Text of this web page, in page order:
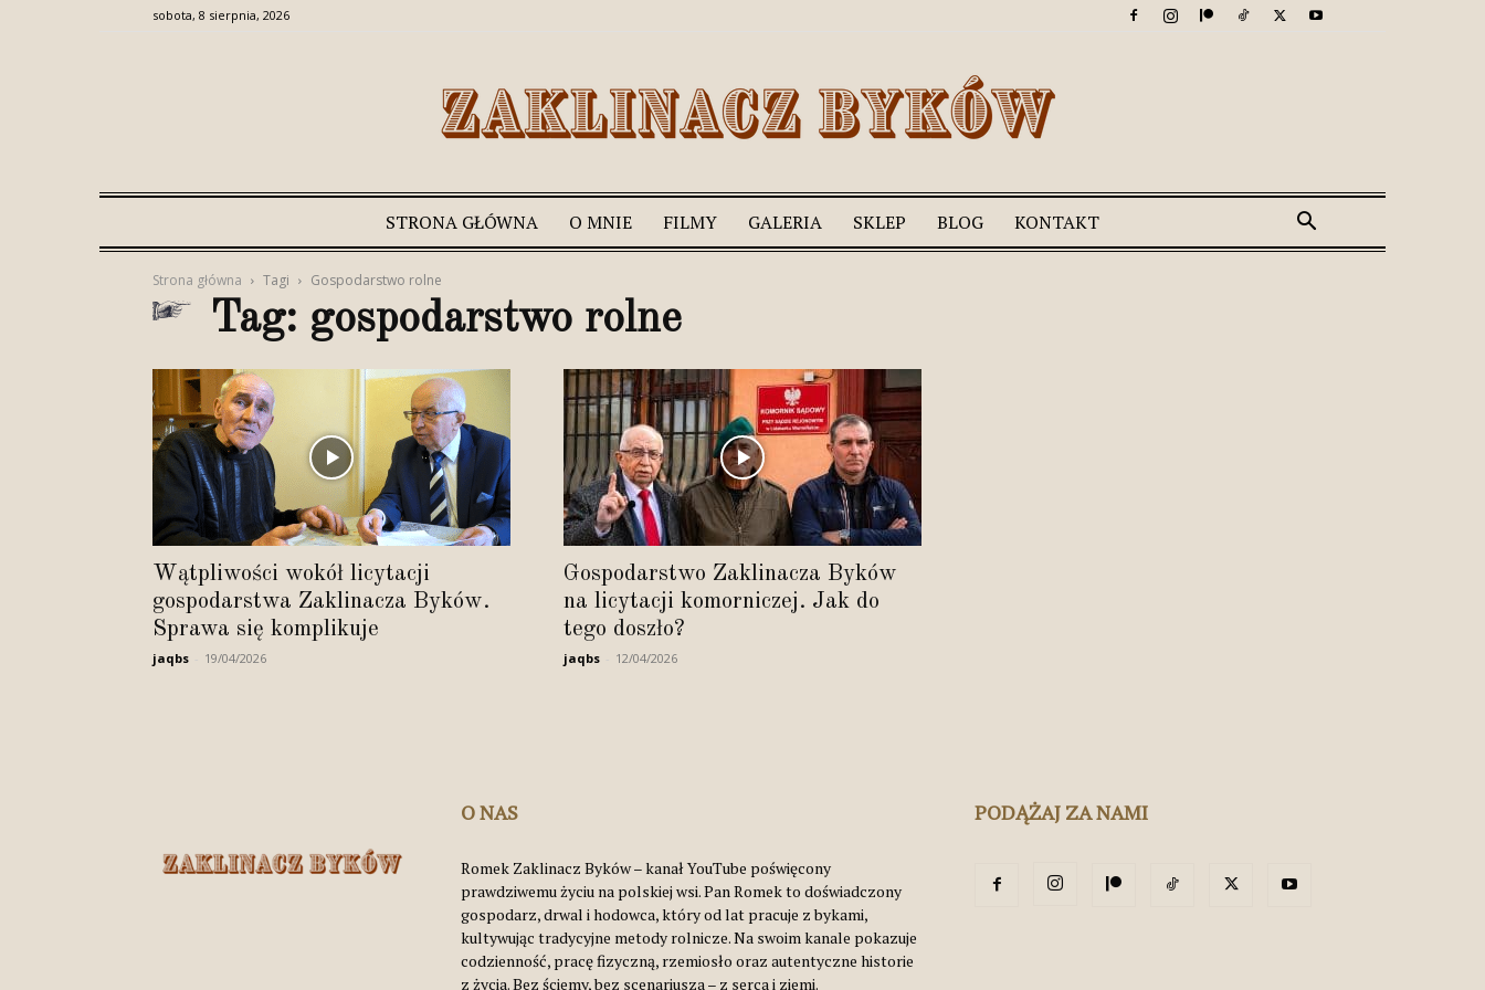
sobota, 8 sierpnia, 2026
Zaklinacz
STRONA GŁÓWNA O MNIE FILMY GALERIA SKLEP BLOG KONTAKT
Strona główna Tagi Gospodarstwo rolne
Tag: gospodarstwo rolne
Wątpliwości wokół licytacji
gospodarstwa Zaklinacza Byków.
Sprawa się komplikuje
jaqbs 19/04/2026
Gospodarstwo Zaklinacza Byków
na licytacji komorniczej. Jak do
tego doszło?
jaqbs 12/04/2026
O NAS
Romek Zaklinacz Byków – kanał YouTube poświęcony
prawdziwemu życiu na polskiej wsi. Pan Romek to doświadczony
gospodarz, drwal i hodowca, który od lat pracuje z bykami,
kultywując tradycyjne metody rolnicze. Na swoim kanale pokazuje
codzienność, pracę fizyczną, rzemiosło oraz autentyczne historie
z życia. Bez ściemy, bez scenariusza – z serca i ziemi.
PODĄŻAJ ZA NAMI